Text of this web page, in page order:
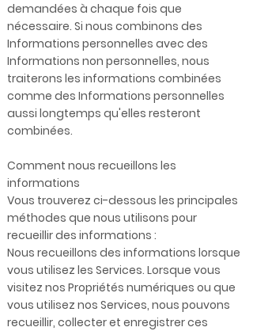
demandées à chaque fois que
nécessaire. Si nous combinons des
Informations personnelles avec des
Informations non personnelles, nous
traiterons les informations combinées
comme des Informations personnelles
aussi longtemps qu'elles resteront
combinées.
Comment nous recueillons les
informations
Vous trouverez ci-dessous les principales
méthodes que nous utilisons pour
recueillir des informations :
Nous recueillons des informations lorsque
vous utilisez les Services. Lorsque vous
visitez nos Propriétés numériques ou que
vous utilisez nos Services, nous pouvons
recueillir, collecter et enregistrer ces